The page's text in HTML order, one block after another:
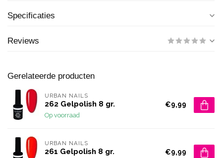
Specificaties
Reviews
Gerelateerde producten
URBAN NAILS
262 Gelpolish 8 gr.
Op voorraad
€9,99
URBAN NAILS
261 Gelpolish 8 gr. €9,99